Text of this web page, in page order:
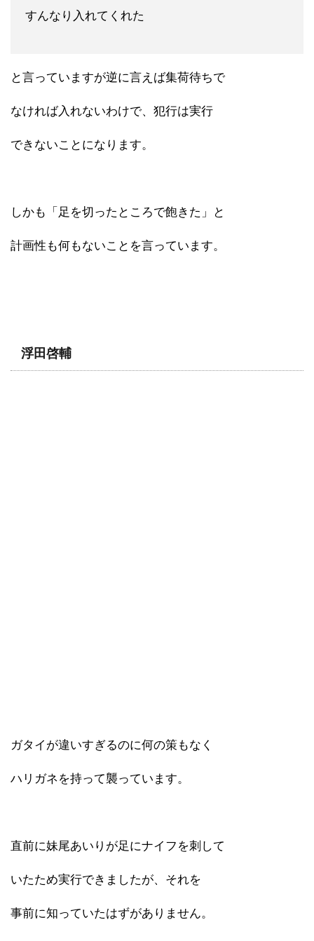
すんなり入れてくれた
と言っていますが逆に言えば集荷待ちで
なければ入れないわけで、犯行は実行
できないことになります。
しかも「足を切ったところで飽きた」と
計画性も何もないことを言っています。
浮田啓輔
ガタイが違いすぎるのに何の策もなく
ハリガネを持って襲っています。
直前に妹尾あいりが足にナイフを刺して
いたため実行できましたが、それを
事前に知っていたはずがありません。